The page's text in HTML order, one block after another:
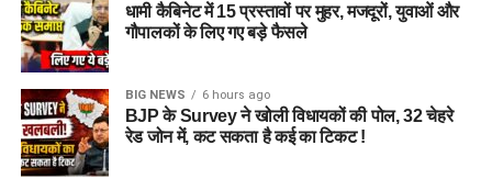
धामी कैबिनेट में 15 प्रस्तावों पर मुहर, मजदूरों, युवाओं और
गौपालकों के लिए गए बड़े फैसले
BIG NEWS 6 hours ago
BJP के Survey ने खोली विधायकों की पोल, 32 चेहरे
रेड जोन में, कट सकता है कई का टिकट !